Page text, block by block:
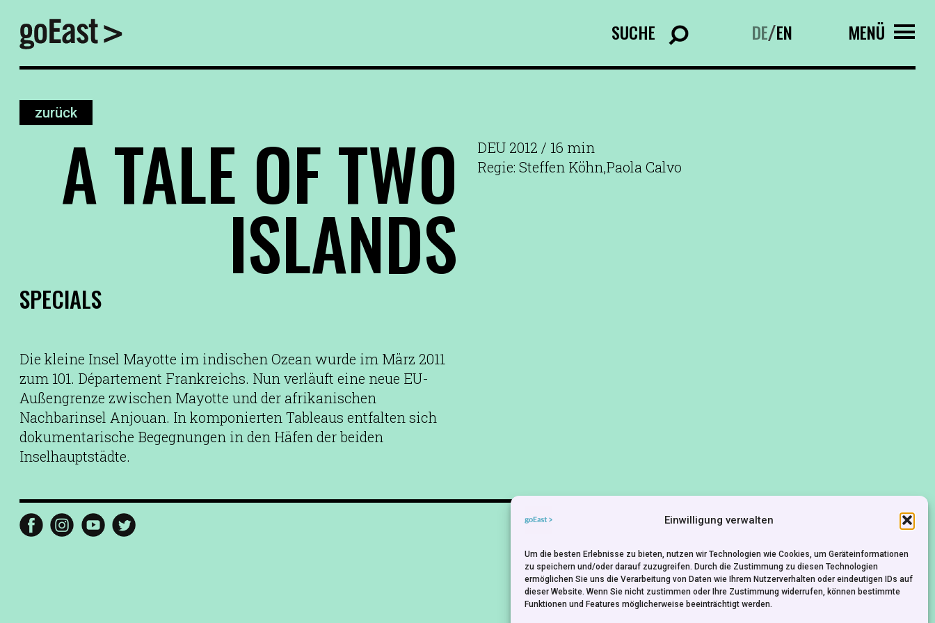
Einwilligung verwalten
Um die besten Erlebnisse zu bieten, nutzen wir Technologien wie Cookies, um Geräteinformationen
zu speichern und/oder darauf zuzugreifen. Durch die Zustimmung zu diesen Technologien
ermöglichen Sie uns die Verarbeitung von Daten wie Ihrem Nutzerverhalten oder eindeutigen IDs auf
dieser Website. Wenn Sie nicht zustimmen oder Ihre Zustimmung widerrufen, können bestimmte
Funktionen und Features möglicherweise beeinträchtigt werden.
SUCHE DE/EN MENÜ
zurück
A TALE OF TWO
ISLANDS
SPECIALS
Die kleine Insel Mayotte im indischen Ozean wurde im März 2011
zum 101. Département Frankreichs. Nun verläuft eine neue EU-
Außengrenze zwischen Mayotte und der afrikanischen
Nachbarinsel Anjouan. In komponierten Tableaus entfalten sich
dokumentarische Begegnungen in den Häfen der beiden
Inselhauptstädte.
DEU 2012 / 16 min
Regie: Steffen Köhn,Paola Calvo
NEWSLETTER KONTAKT IMPRESSUM DATENSCHUTZ